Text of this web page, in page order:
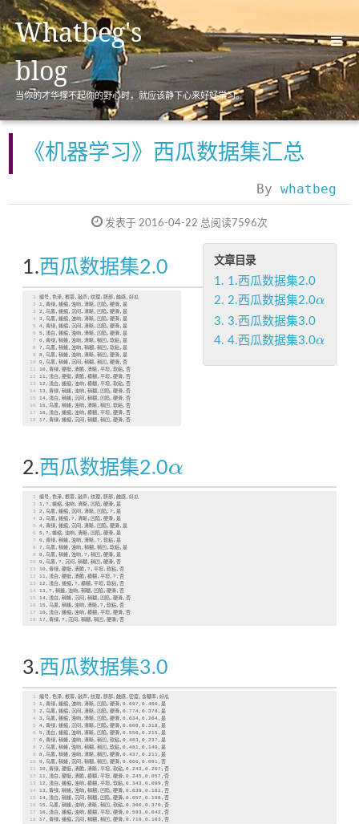
Whatbeg's
blog
当你的才华撑不起你的野心时，就应该静下心来好好学习。
首页(Home)
归档(Archives)
分类(Categories)
关于(About)
《机器学习》西瓜数据集汇总
By whatbeg
发表于 2016-04-22 总阅读 7596次
文章目录
1. 1.西瓜数据集2.0
2. 2.西瓜数据集2.0α
α
3. 3.西瓜数据集3.0
4. 4.西瓜数据集3.0α
α
1.西瓜数据集2.0
1
2
3
4
5
6
7
8
9
10
11
12
13
14
15
16
17
18
编号,色泽,根蒂,敲声,纹理,脐部,触感,好瓜
1,青绿,蜷缩,浊响,清晰,凹陷,硬滑,是
2,乌黑,蜷缩,沉闷,清晰,凹陷,硬滑,是
3,乌黑,蜷缩,浊响,清晰,凹陷,硬滑,是
4,青绿,蜷缩,沉闷,清晰,凹陷,硬滑,是
5,浅白,蜷缩,浊响,清晰,凹陷,硬滑,是
6,青绿,稍蜷,浊响,清晰,稍凹,软粘,是
7,乌黑,稍蜷,浊响,稍糊,稍凹,软粘,是
8,乌黑,稍蜷,浊响,清晰,稍凹,硬滑,是
9,乌黑,稍蜷,沉闷,稍糊,稍凹,硬滑,否
10,青绿,硬挺,清脆,清晰,平坦,软粘,否
11,浅白,硬挺,清脆,模糊,平坦,硬滑,否
12,浅白,蜷缩,浊响,模糊,平坦,软粘,否
13,青绿,稍蜷,浊响,稍糊,凹陷,硬滑,否
14,浅白,稍蜷,沉闷,稍糊,凹陷,硬滑,否
15,乌黑,稍蜷,浊响,清晰,稍凹,软粘,否
16,浅白,蜷缩,浊响,模糊,平坦,硬滑,否
17,青绿,蜷缩,沉闷,稍糊,稍凹,硬滑,否
2.西瓜数据集2.0α
α
1
2
3
4
5
6
7
9
10
11
12
13
14
15
16
17
18
编号,色泽,根蒂,敲声,纹理,脐部,触感,好瓜
1,?,蜷缩,浊响,清晰,凹陷,硬滑,是
2,乌黑,蜷缩,沉闷,清晰,凹陷,?,是
3,乌黑,蜷缩,?,清晰,凹陷,硬滑,是
4,青绿,蜷缩,沉闷,清晰,凹陷,硬滑,是
5,?,蜷缩,浊响,清晰,凹陷,硬滑,是
6,青绿,稍蜷,浊响,清晰,?,软粘,是
7,乌黑,稍蜷,浊响,稍糊,稍凹,软粘,是
8,乌黑,稍蜷,浊响,?,稍凹,硬滑,是
9,乌黑,?,沉闷,稍糊,稍凹,硬滑,否
10,青绿,硬挺,清脆,?,平坦,软粘,否
11,浅白,硬挺,清脆,模糊,平坦,?,否
12,浅白,蜷缩,?,模糊,平坦,软粘,否
13,?,稍蜷,浊响,稍糊,凹陷,硬滑,否
14,浅白,稍蜷,沉闷,稍糊,凹陷,硬滑,否
15,乌黑,稍蜷,浊响,清晰,?,软粘,否
16,浅白,蜷缩,浊响,模糊,平坦,硬滑,否
17,青绿,?,沉闷,稍糊,稍凹,硬滑,否
3.西瓜数据集3.0
1
2
3
4
5
6
7
9
10
11
12
13
14
15
16
17
18
编号,色泽,根蒂,敲声,纹理,脐部,触感,密度,含糖率,好瓜
1,青绿,蜷缩,浊响,清晰,凹陷,硬滑,0.697 ,0.460,是
2,乌黑,蜷缩,沉闷,清晰,凹陷,硬滑,0.774 ,0.376,是
3,乌黑,蜷缩,浊响,清晰,凹陷,硬滑,0.634 ,0.264 ,是
4,青绿,蜷缩,沉闷,清晰,凹陷,硬滑,0.608 ,0.318 ,是
5,浅白,蜷缩,浊响,清晰,凹陷,硬滑,0.556,0.215,是
6,青绿,稍蜷,浊响,清晰,稍凹,软粘,0.403 ,0.237 ,是
7,乌黑,稍蜷,浊响,稍糊,稍凹,软粘,0.481 ,0.149 ,是
8,乌黑,稍蜷,浊响,清晰,稍凹,硬滑,0.437 ,0.211 ,是
9,乌黑,稍蜷,沉闷,稍糊,稍凹,硬滑,0.666,0.091 ,否
10,青绿,硬挺,清脆,清晰,平坦,软粘,0.243 ,0.267 ,否
11,浅白,硬挺,清脆,模糊,平坦,硬滑,0.245,0.057 ,否
12,浅白,蜷缩,浊响,模糊,平坦,软粘,0.343 ,0.099 ,否
13,青绿,稍蜷,浊响,稍糊,凹陷,硬滑,0.639 ,0.161 ,否
14,浅白,稍蜷,沉闷,稍糊,凹陷,硬滑,0.657 ,0.198 ,否
15,乌黑,稍蜷,浊响,清晰,稍凹,软粘,0.360,0.370,否
16,浅白,蜷缩,浊响,模糊,平坦,硬滑,0.593 ,0.042 ,否
17,青绿,蜷缩,沉闷,稍糊,稍凹,硬滑,0.719 ,0.103 ,否